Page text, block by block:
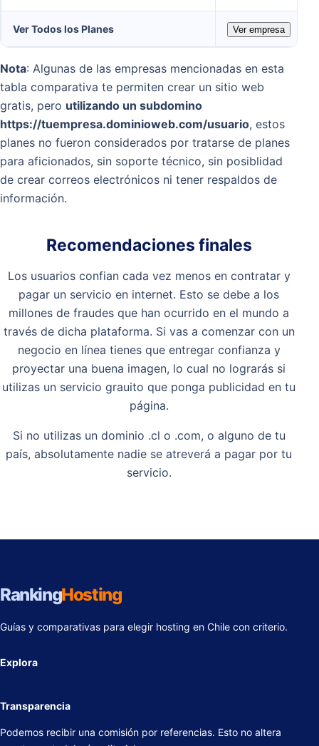
Ver Todos los Planes Ver empresa
Nota: Algunas de las empresas mencionadas en esta
tabla comparativa te permiten crear un sitio web
gratis, pero utilizando un subdomino
https://tuempresa.dominioweb.com/usuario, estos
planes no fueron considerados por tratarse de planes
para aficionados, sin soporte técnico, sin posiblidad
de crear correos electrónicos ni tener respaldos de
información.
Recomendaciones finales
Los usuarios confian cada vez menos en contratar y
pagar un servicio en internet. Esto se debe a los
millones de fraudes que han ocurrido en el mundo a
través de dicha plataforma. Si vas a comenzar con un
negocio en línea tienes que entregar confianza y
proyectar una buena imagen, lo cual no lograrás si
utilizas un servicio grauito que ponga publicidad en tu
página.
Si no utilizas un dominio .cl o .com, o alguno de tu
país, absolutamente nadie se atreverá a pagar por tu
servicio.
RankingHosting
Guías y comparativas para elegir hosting en Chile con criterio.
Explora
Transparencia
Podemos recibir una comisión por referencias. Esto no altera